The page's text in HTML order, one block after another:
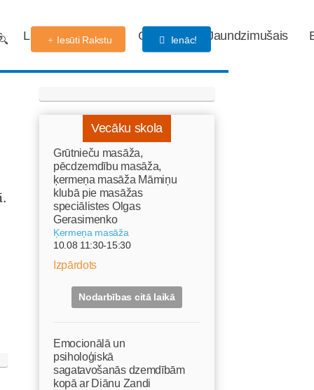
Labdarības fonds Gaidības Jaundzimušais
Iesūti Rakstu Ienāc!
Vecāku skola
Grūtnieču masāža,
pēcdzemdību masāža,
ķermeņa masāža Māmiņu
klubā pie masāžas
speciālistes Olgas
Gerasimenko
Ķermeņa masāža
10.08 11:30-15:30
Izpārdots
Nodarbības citā laikā
Emocionālā un
psiholoģiskā
sagatavošanās dzemdībām
kopā ar Diānu Zandi